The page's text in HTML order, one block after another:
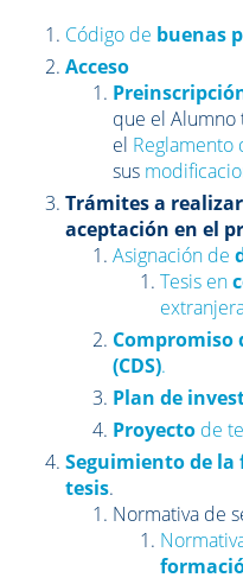
Código de buenas
Acceso
que el Alumno
el Reglamento
sus
Trámites a
aceptación en el
Asignación de
Tesis en
Compromiso
(CDS).
Plan de
Proyecto de
Seguimiento de
tesis.
Normativa de